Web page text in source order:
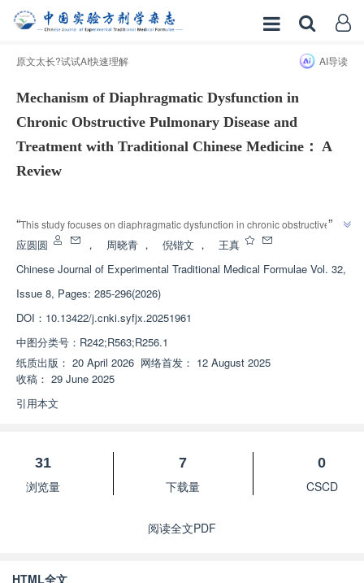
原文太长?试试AI快速理解 AI导读
Mechanism of Diaphragmatic Dysfunction in
Chronic Obstructive Pulmonary Disease and
Treatment with Traditional Chinese Medicine： A
Review
“This study focuses on diaphragmatic dysfunction in chronic obstructive
pulmonary disease (COPD), systematically reviews its molecular
summarizes the intervention effects of traditional Chinese medicine,
analyzes existing problems, and provides theoretical and practical
guidance for the prevention and treatment of COPD diaphragmatic
”
应圆圆 ， 周晓青 ， 倪锴文 ，
王真
Chinese Journal of Experimental Traditional Medical Formulae Vol. 32,
Issue 8, Pages: 285-296(2026)
DOI： 10.13422/j.cnki.syfjx.20251961
中图分类号： R242;R563;R256.1
纸质出版： 20 April 2026 网络首发： 12 August 2025
收稿： 29 June 2025
引用本文
31
浏览量
7
下载量
0
CSCD
阅读全文PDF
HTML全文